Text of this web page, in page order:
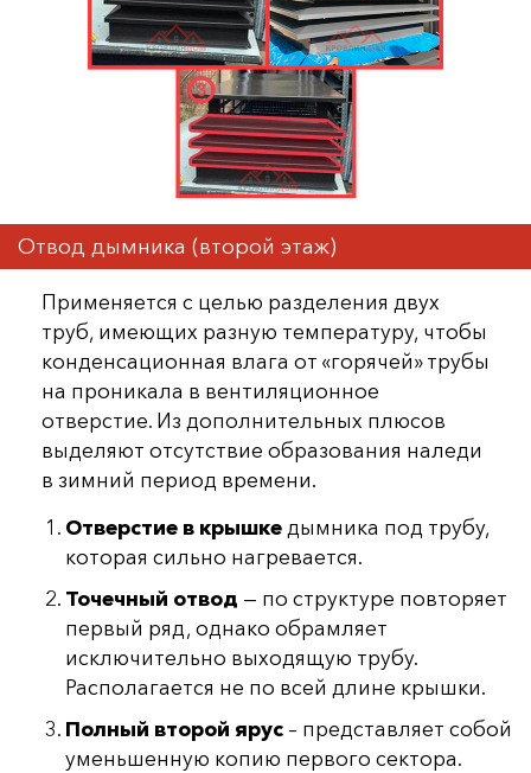
Отвод дымника (второй этаж)
Применяется с целью разделения двух
труб, имеющих разную температуру, чтобы
конденсационная влага от «горячей» трубы
на проникала в вентиляционное
отверстие. Из дополнительных плюсов
выделяют отсутствие образования наледи
в зимний период времени.
Отверстие в крышке дымника под трубу,
которая сильно нагревается.
Точечный отвод — по структуре повторяет
первый ряд, однако обрамляет
исключительно выходящую трубу.
Располагается не по всей длине крышки.
Полный второй ярус – представляет собой
уменьшенную копию первого сектора.